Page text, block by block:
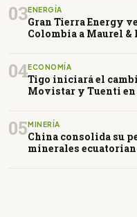
03ENERGÍA
Gran Tierra Energy
Colombia a Maurel &
04ECONOMÍA
Tigo iniciará el
Movistar y Tuenti en
05MINERÍA
China consolida su
minerales